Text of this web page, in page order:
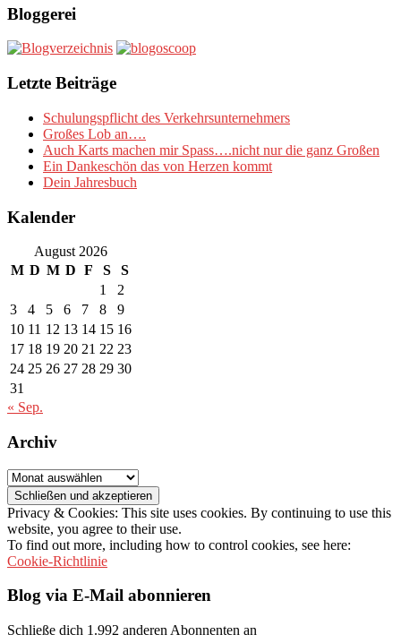
Bloggerei
Letzte Beiträge
Schulungspflicht des Verkehrsunternehmers
Großes Lob an….
Auch Karts machen mir Spass….nicht nur die ganz Großen
Ein Dankeschön das von Herzen kommt
Dein Jahresbuch
Kalender
August 2026
M D M D F S
S
1
2
3
4 5 6 7 8
9
10 11 12 13 14 15 16
17 18 19 20 21 22 23
24 25 26 27 28 29 30
31
« Sep.
Archiv
Archiv
Privacy & Cookies: This site uses cookies. By continuing to use this
website, you agree to their use.
To find out more, including how to control cookies, see here:
Cookie-Richtlinie
Blog via E-Mail abonnieren
Schließe dich 1.992 anderen Abonnenten an